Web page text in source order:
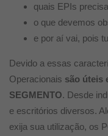
quais EPIs
o que devemos
e por aí vai, pois
Devido a essas
Operacionais são úteis
SEGMENTO. Desde
e escritórios diversos.
exija sua utilização, os